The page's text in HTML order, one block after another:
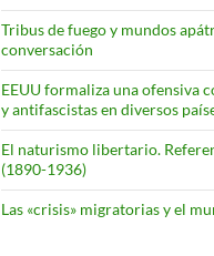
Tribus de fuego y mundos
conversación
EEUU formaliza una ofensiva
y antifascistas en diversos
El naturismo libertario.
(1890-1936)
Las «crisis» migratorias y el